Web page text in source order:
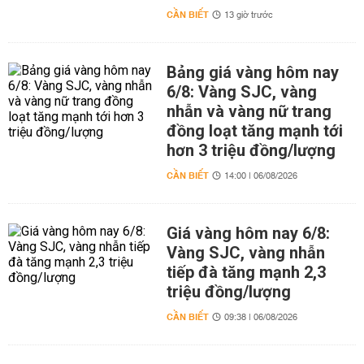
CẦN BIẾT 13 giờ trước
Bảng giá vàng hôm nay
6/8: Vàng SJC, vàng
nhẫn và vàng nữ trang
đồng loạt tăng mạnh tới
hơn 3 triệu đồng/lượng
CẦN BIẾT 14:00 | 06/08/2026
Giá vàng hôm nay 6/8:
Vàng SJC, vàng nhẫn
tiếp đà tăng mạnh 2,3
triệu đồng/lượng
CẦN BIẾT 09:38 | 06/08/2026